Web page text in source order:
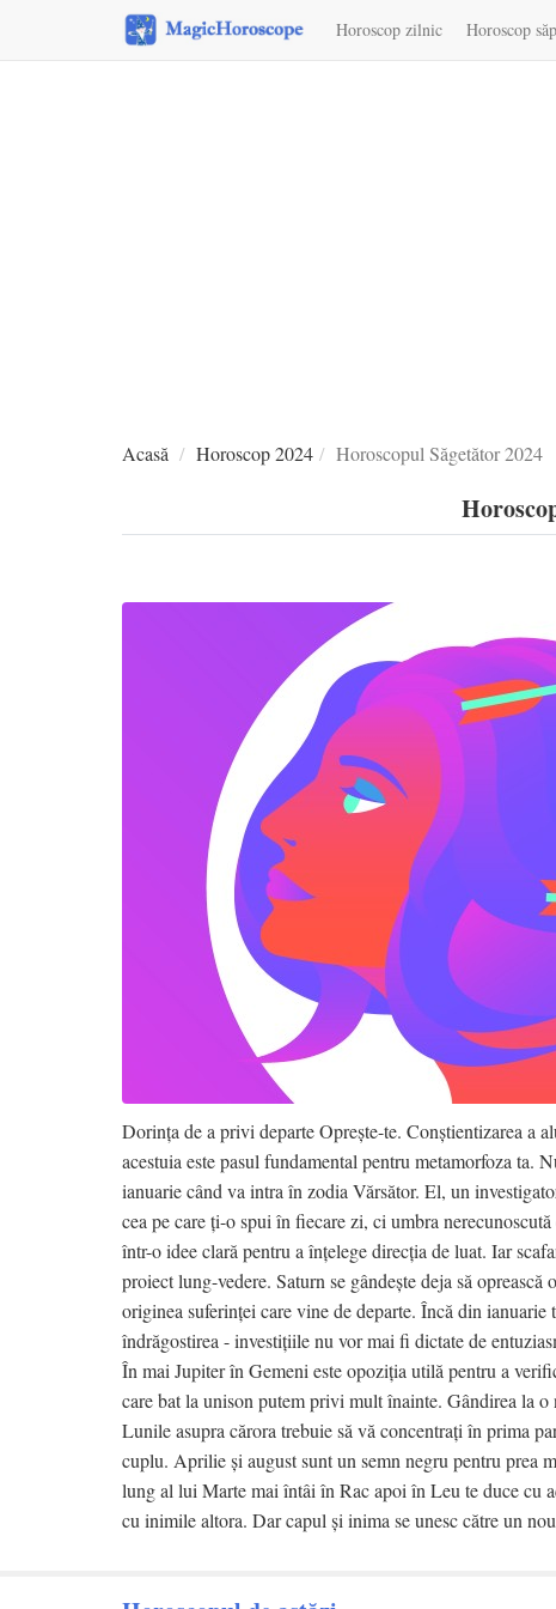
Horoscop zilnic Horoscop
Acasă Horoscop 2024 Horoscopul Săgetător 2024
Dorința de a privi departe Oprește-te. Conștientizarea a
acestuia este pasul fundamental pentru metamorfoza ta.
ianuarie când va intra în zodia Vărsător. El, un
cea pe care ți-o spui în fiecare zi, ci umbra
într-o idee clară pentru a înțelege direcția de luat. Iar
proiect lung-vedere. Saturn se gândește deja să
originea suferinței care vine de departe. Încă din
îndrăgostirea - investițiile nu vor mai fi dictate de
În mai Jupiter în Gemeni este opoziția utilă pentru a
care bat la unison putem privi mult înainte. Gândirea la
Lunile asupra cărora trebuie să vă concentrați în prima
cuplu. Aprilie și august sunt un semn negru pentru prea
lung al lui Marte mai întâi în Rac apoi în Leu te duce cu
cu inimile altora. Dar capul și inima se unesc către un